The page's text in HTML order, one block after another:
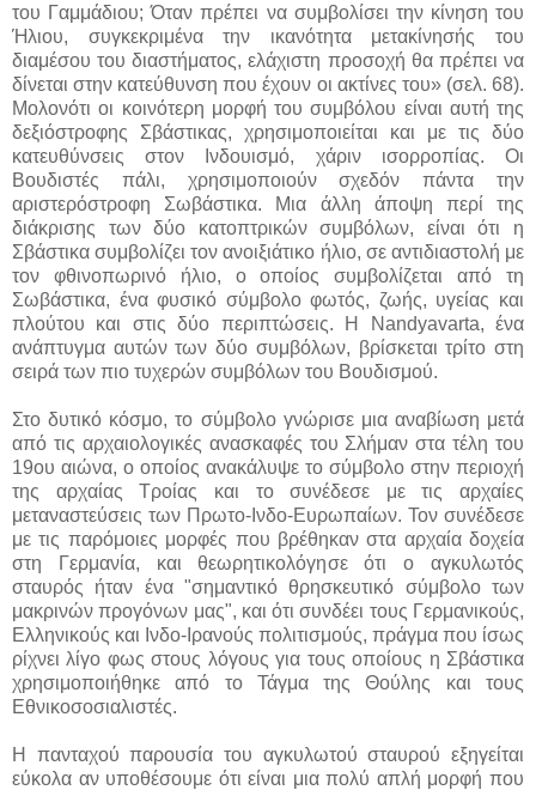
του Γαμμάδιου; Όταν πρέπει να συμβολίσει την κίνηση του
Ήλιου, συγκεκριμένα την ικανότητα μετακίνησής του
διαμέσου του διαστήματος, ελάχιστη προσοχή θα πρέπει να
δίνεται στην κατεύθυνση που έχουν οι ακτίνες του» (σελ. 68).
Μολονότι οι κοινότερη μορφή του συμβόλου είναι αυτή της
δεξιόστροφης Σβάστικας, χρησιμοποιείται και με τις δύο
κατευθύνσεις στον Ινδουισμό, χάριν ισορροπίας. Οι
Βουδιστές πάλι, χρησιμοποιούν σχεδόν πάντα την
αριστερόστροφη Σωβάστικα. Μια άλλη άποψη περί της
διάκρισης των δύο κατοπτρικών συμβόλων, είναι ότι η
Σβάστικα συμβολίζει τον ανοιξιάτικο ήλιο, σε αντιδιαστολή με
τον φθινοπωρινό ήλιο, ο οποίος συμβολίζεται από τη
Σωβάστικα, ένα φυσικό σύμβολο φωτός, ζωής, υγείας και
πλούτου και στις δύο περιπτώσεις. Η Nandyavarta, ένα
ανάπτυγμα αυτών των δύο συμβόλων, βρίσκεται τρίτο στη
σειρά των πιο τυχερών συμβόλων του Βουδισμού.
Στο δυτικό κόσμο, το σύμβολο γνώρισε μια αναβίωση μετά
από τις αρχαιολογικές ανασκαφές του Σλήμαν στα τέλη του
19ου αιώνα, ο οποίος ανακάλυψε το σύμβολο στην περιοχή
της αρχαίας Τροίας και το συνέδεσε με τις αρχαίες
μεταναστεύσεις των Πρωτο-Ινδο-Ευρωπαίων. Τον συνέδεσε
με τις παρόμοιες μορφές που βρέθηκαν στα αρχαία δοχεία
στη Γερμανία, και θεωρητικολόγησε ότι ο αγκυλωτός
σταυρός ήταν ένα "σημαντικό θρησκευτικό σύμβολο των
μακρινών προγόνων μας", και ότι συνδέει τους Γερμανικούς,
Ελληνικούς και Ινδο-Ιρανούς πολιτισμούς, πράγμα που ίσως
ρίχνει λίγο φως στους λόγους για τους οποίους η Σβάστικα
χρησιμοποιήθηκε από το Τάγμα της Θούλης και τους
Εθνικοσοσιαλιστές.
Η πανταχού παρουσία του αγκυλωτού σταυρού εξηγείται
εύκολα αν υποθέσουμε ότι είναι μια πολύ απλή μορφή που